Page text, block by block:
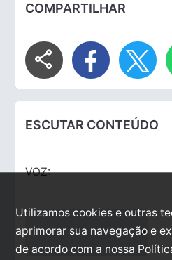
COMPARTILHAR
share
ESCUTAR CONTEÚDO
VOZ:
Utilizamos cookies e outras
aprimorar sua navegação e
de acordo com a nossa